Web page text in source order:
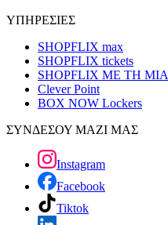
ΥΠΗΡΕΣΙΕΣ
SHOPFLIX max
SHOPFLIX tickets
SHOPFLIX ΜΕ ΤΗ ΜΙΑ
Clever Point
BOX NOW Lockers
ΣΥΝΔΕΣΟΥ ΜΑΖΙ ΜΑΣ
Instagram
Facebook
Tiktok